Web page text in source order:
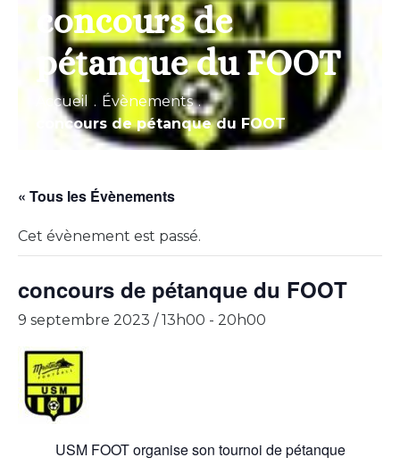
concours de
pétanque du FOOT
Accueil . Évènements .
concours de pétanque du FOOT
« Tous les Évènements
Cet évènement est passé.
concours de pétanque du FOOT
9 septembre 2023 / 13h00 - 20h00
USM FOOT organise son tournoi de pétanque